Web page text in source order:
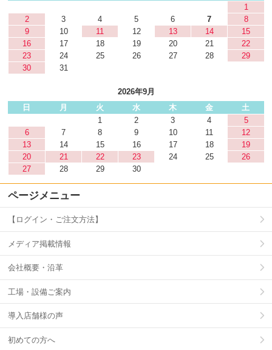
1
2
3 4 5 6 7
8
9
10 11 12 13 14
15
16
17 18 19 20 21
22
23
24 25 26 27 28
29
30
31
2026年9月
日
月 火 水 木 金
土
1
2 3 4
5
6
7 8 9 10 11
12
13
14 15 16 17 18
19
20
21 22 23 24 25
26
27
28 29 30
ページメニュー
【ログイン・ご注文方法】
メディア掲載情報
会社概要・沿革
工場・設備ご案内
導入店舗様の声
初めての方へ